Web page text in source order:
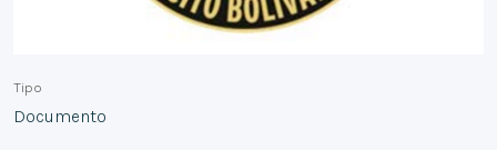
Tipo
Documento